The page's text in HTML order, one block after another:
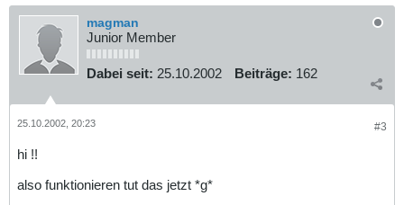
magman
Junior Member
Dabei seit: 25.10.2002 Beiträge: 162
#3
25.10.2002, 20:23
hi !!
also funktionieren tut das jetzt *g*